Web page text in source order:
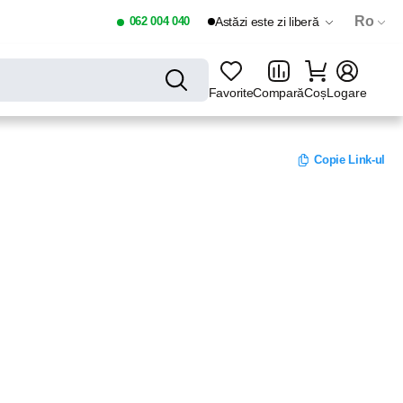
062 004 040 Astăzi este zi liberă Ro
FavoriteComparăCoșLogare
Copie Link-ul